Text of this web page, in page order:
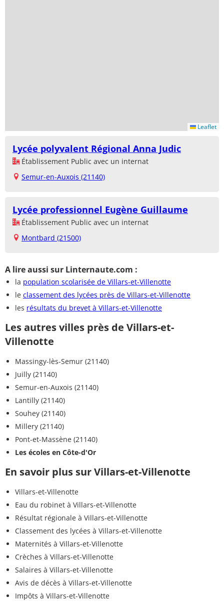
Leaflet
Lycée polyvalent Régional Anna Judic
Établissement Public avec un internat
Semur-en-Auxois (21140)
Lycée professionnel Eugène Guillaume
Établissement Public avec un internat
Montbard (21500)
A lire aussi sur Linternaute.com :
la population scolarisée de Villars-et-Villenotte
le classement des lycées près de Villars-et-Villenotte
les résultats du brevet à Villars-et-Villenotte
Les autres villes près de Villars-et-
Villenotte
Massingy-lès-Semur (21140)
Juilly (21140)
Semur-en-Auxois (21140)
Lantilly (21140)
Souhey (21140)
Millery (21140)
Pont-et-Massène (21140)
Les écoles en Côte-d'Or
En savoir plus sur Villars-et-Villenotte
Villars-et-Villenotte
Eau du robinet à Villars-et-Villenotte
Résultat régionale à Villars-et-Villenotte
Classement des lycées à Villars-et-Villenotte
Maternités à Villars-et-Villenotte
Crèches à Villars-et-Villenotte
Salaires à Villars-et-Villenotte
Avis de décès à Villars-et-Villenotte
Impôts à Villars-et-Villenotte